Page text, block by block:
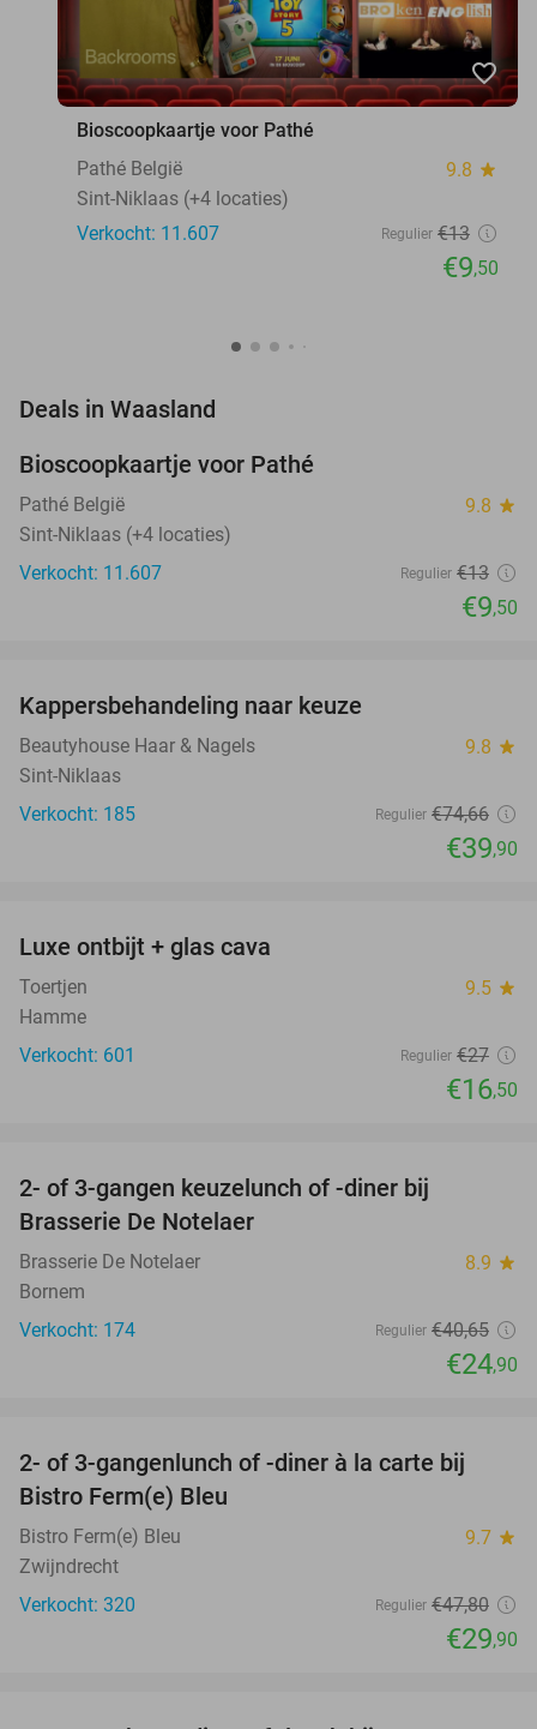
favorite_border
Bioscoopkaartje voor Pathé
Pathé België
9.8 star
Sint-Niklaas (+4 locaties)
Verkocht: 11.607
Regulier €13
€9,50
Deals in Waasland
Bioscoopkaartje voor Pathé
Pathé België 9.8 star
Sint-Niklaas (+4 locaties)
Verkocht: 11.607
Regulier €13
€9,50
Kappersbehandeling naar keuze
Beautyhouse Haar & Nagels 9.8 star
Sint-Niklaas
Verkocht: 185
Regulier €74,66
€39,90
Luxe ontbijt + glas cava
Toertjen 9.5 star
Hamme
Verkocht: 601
Regulier €27
€16,50
2- of 3-gangen keuzelunch of -diner bij
Brasserie De Notelaer
Brasserie De Notelaer 8.9 star
Bornem
Verkocht: 174
Regulier €40,65
€24,90
37%
2- of 3-gangenlunch of -diner à la carte bij
Bistro Ferm(e) Bleu
Bistro Ferm(e) Bleu 9.7 star
Zwijndrecht
Verkocht: 320
Regulier €47,80
€29,90